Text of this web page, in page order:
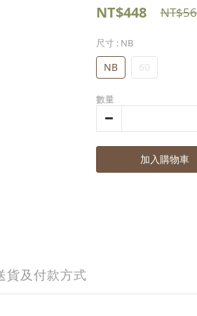
NT$448
尺寸 : NB
NB 60
數量
加入購物車
貨及付款方式